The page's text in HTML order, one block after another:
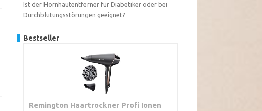
Ist der Hornhautentferner für Diabetiker oder bei
Durchblutungsstörungen geeignet?
Bestseller
Remington Haartrockner Profi Ionen